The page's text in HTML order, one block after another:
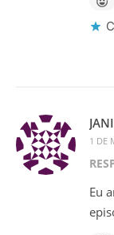
1 DE
Eu